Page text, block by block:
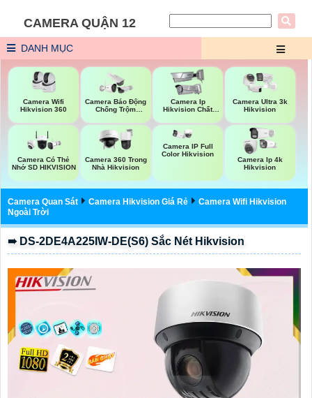
CAMERA QUẬN 12
DANH MỤC
Camera Wifi
Hikvision 360
Camera Báo Động
Chống Trộm
Camera Ip
Hikvision Chất
Camera Ultra 3k
Hikvision
Camera Có Thẻ
Nhớ SD HIKVISION
Camera 360 Trong
Nhà Hikvision
Camera IP Full
Color Hikvision
Camera Ip 4k
Hikvision
Camera Quan Sát Camera Hikvision Giá Rẻ
Camera Wifi Hikvision
Ngoài Trời
➠ DS-2DE4A225IW-DE(S6) Sắc Nét Hikvision